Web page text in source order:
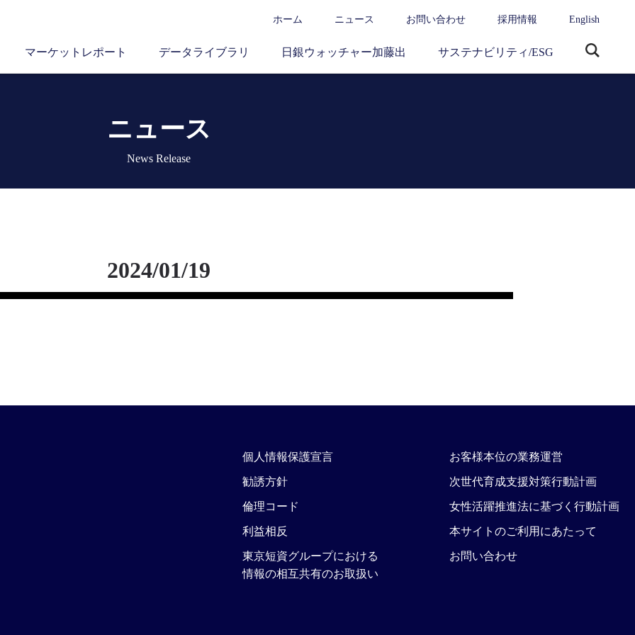
ホーム ニュース お問い合わせ 採用情報 English
マーケットレポート データライブラリ 日銀ウォッチャー加藤出 サステナビリティ/ESG
ニュース
News Release
2024/01/19
個人情報保護宣言
勧誘方針
倫理コード
利益相反
東京短資グループにおける
情報の相互共有のお取扱い
お客様本位の業務運営
次世代育成支援対策行動計画
女性活躍推進法に基づく行動計画
本サイトのご利用にあたって
お問い合わせ